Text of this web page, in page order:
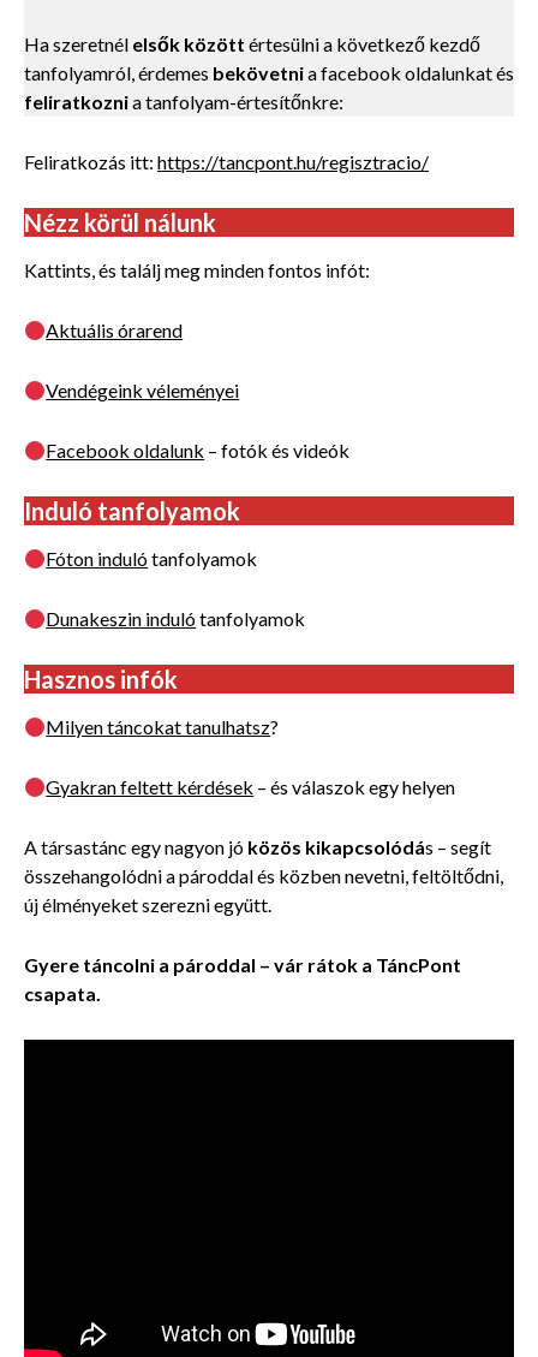
Ha szeretnél elsők között értesülni a következő kezdő
tanfolyamról, érdemes bekövetnia facebook oldalunkat és
feliratkoznia tanfolyam-értesítőnkre:
Feliratkozás itt: https://tancpont.hu/regisztracio/
Nézz körül nálunk
Kattints, és találj meg minden fontos infót:
Aktuális órarend
Vendégeink véleményei
Facebook oldalunk – fotók és videók
Induló tanfolyamok
Fóton indulótanfolyamok
Dunakeszin indulótanfolyamok
Hasznos infók
Milyen táncokat tanulhatsz?
Gyakran feltett kérdések – és válaszok egy helyen
A társastánc egy nagyon jó közös kikapcsolódás – segít
összehangolódni a pároddal és közben nevetni, feltöltődni,
új élményeket szerezni együtt.
Gyere táncolni a pároddal – vár rátok a TáncPont
csapata.